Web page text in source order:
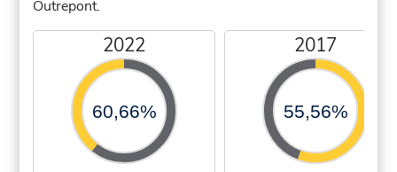
Outrepont.
2022
60,66%
2017
55,56%